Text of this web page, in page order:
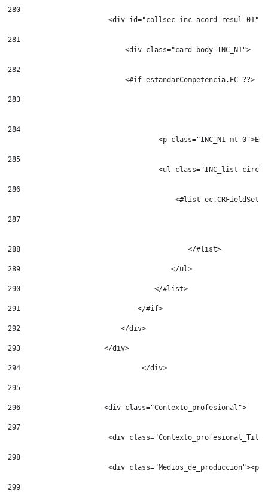
280
<div id="collsec-inc-acord-resul-
281
                            <div class="card-body INC_N1">
282
                            <#if estandarCompetencia.EC ??>
283
284
<p class="INC_N1 mt-
285
<ul class="INC_list-
286
<#list
287
288
                                        </#list>
289
                                    </ul>
290
                                </#list>
291
                            </#if>
292
                        </div>
293
                    </div>
294
				</div>
295
296
                    <div class="Contexto_profesional">
297
<div
298
<div class="Medios_de_produccion"><p
299